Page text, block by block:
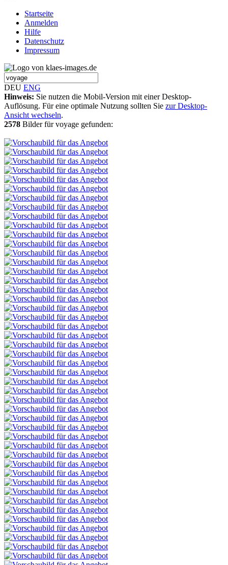
Startseite
Anmelden
Hilfe
Datenschutz
Impressum
DEU ENG
Hinweis: Sie nutzen die Mobil-Version mit einer Desktop-
Auflösung. Für eine optimale Nutzung sollten Sie zur Desktop-
Ansicht wechseln.
2578 Bilder für voyage gefunden: